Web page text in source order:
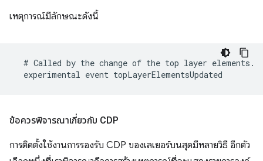
เหตุการณ์มีลักษณะดังนี้
ข้อควรพิจารณาเกี่ยวกับ CDP
การติดตั้งใช้งานการรองรับ CDP ของเลเยอร์บนสุดมีหลายวิธี อีกตัว